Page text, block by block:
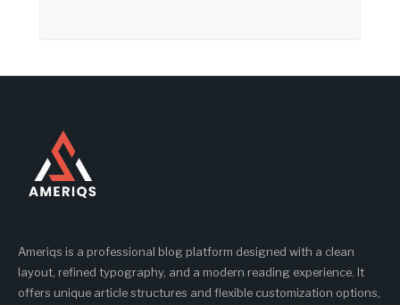
Ameriqs is a professional blog platform designed with a clean
layout, refined typography, and a modern reading experience. It
offers unique article structures and flexible customization options,